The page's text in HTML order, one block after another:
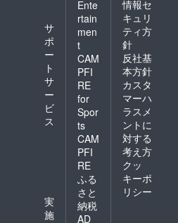
サ
ポ
ー
ト
サ
ー
ビ
ス
実
施
Ente
rtain
men
t
CAM
PFI
RE
for
Spor
ts
CAM
PFI
RE
ふる
さと
納税
AD
情報セ
キュリ
ティ方
針
反社基
本方針
カスタ
マーハ
ラスメ
ントに
対する
考え方
クッ
キーポ
リシー